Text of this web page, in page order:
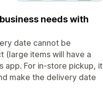
needs with
date cannot be
(large items will have a
app. For in-store pickup, it
make the delivery date